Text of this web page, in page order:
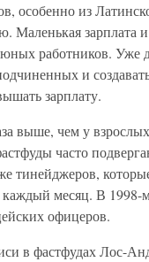
особенно из
Маленькая зарплата
работников. Уже
и
зарплату.
выше, чем у
часто
тинейджеров,
каждый месяц. В
офицеров.
в фастфудах Лос-